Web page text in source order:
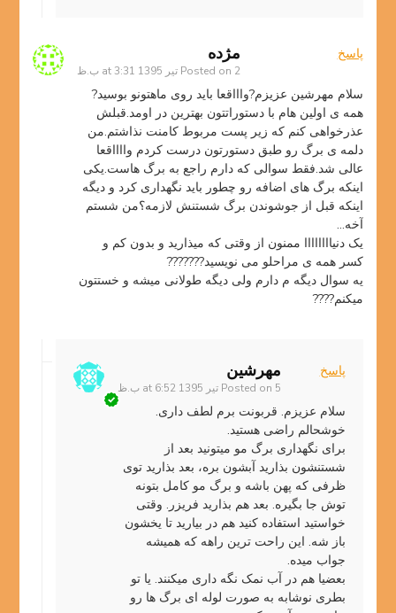
مژده
Posted on 2 تیر 1395 at 3:31 ب.ظ
پاسخ
سلام مهرشین عزیزم?واااقعا باید روی ماهتونو بوسید?
همه ی اولین هام با دستوراتتون بهترین در اومد.قبلش
عذرخواهی کنم که زیر پست مربوط کامنت نذاشتم.من
دلمه ی برگ رو طبق دستورتون درست کردم وااااقعا
عالی شد.فقط سوالی که دارم راجع به برگ هاست.یکی
اینکه برگ های اضافه رو چطور باید نگهداری کرد و دیگه
اینکه قبل از جوشوندن برگ شستنش لازمه؟من شستم
آخه…
یک دنیاااااااا ممنون از وقتی که میذارید و بدون کم و
کسر همه ی مراحلو می نویسید???????
یه سوال دیگه م دارم ولی دیگه طولانی میشه و خستتون
میکنم????
مهرشین
Posted on 5 تیر 1395 at 6:52 ب.ظ
پاسخ
سلام عزیزم. قربونت برم لطف داری.
خوشحالم راضی هستید.
برای نگهداری برگ مو میتونید بعد از
شستنشون بذارید آبشون بره، بعد بذارید توی
ظرفی که پهن باشه و برگ مو کامل بتونه
توش جا بگیره. بعد هم بذارید فریزر. وقتی
خواستید استفاده کنید هم در بیارید تا یخشون
باز شه. این راحت ترین راهه که همیشه
جواب میده.
بعضیا هم در آب نمک نگه داری میکنند. یا تو
بطری نوشابه به صورت لوله ای برگ ها رو